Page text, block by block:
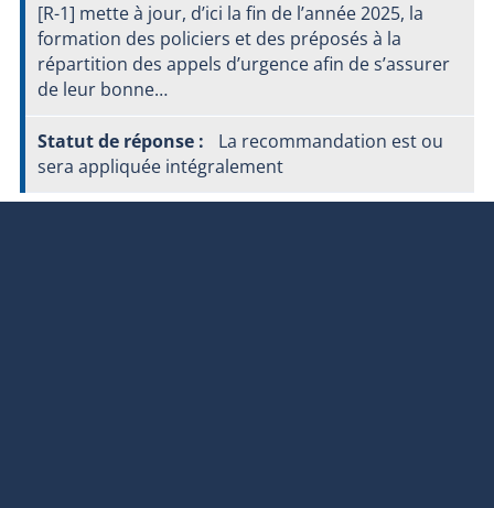
[R-1] mette à jour, d’ici la fin de l’année 2025, la
formation des policiers et des préposés à la
répartition des appels d’urgence afin de s’assurer
de leur bonne…
La recommandation est ou
sera appliquée intégralement